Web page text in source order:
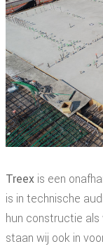
Treex is een
is in technische
hun constructie als
staan wij ook in